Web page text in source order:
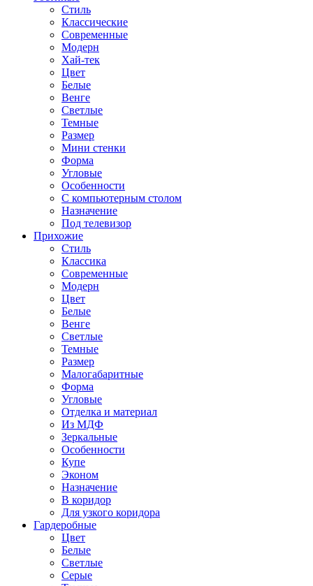
Стиль
Классические
Современные
Модерн
Хай-тек
Цвет
Белые
Венге
Светлые
Темные
Размер
Мини стенки
Форма
Угловые
Особенности
С компьютерным столом
Назначение
Под телевизор
Прихожие
Стиль
Классика
Современные
Модерн
Цвет
Белые
Венге
Светлые
Темные
Размер
Малогабаритные
Форма
Угловые
Отделка и материал
Из МДФ
Зеркальные
Особенности
Купе
Эконом
Назначение
В коридор
Для узкого коридора
Гардеробные
Цвет
Белые
Светлые
Серые